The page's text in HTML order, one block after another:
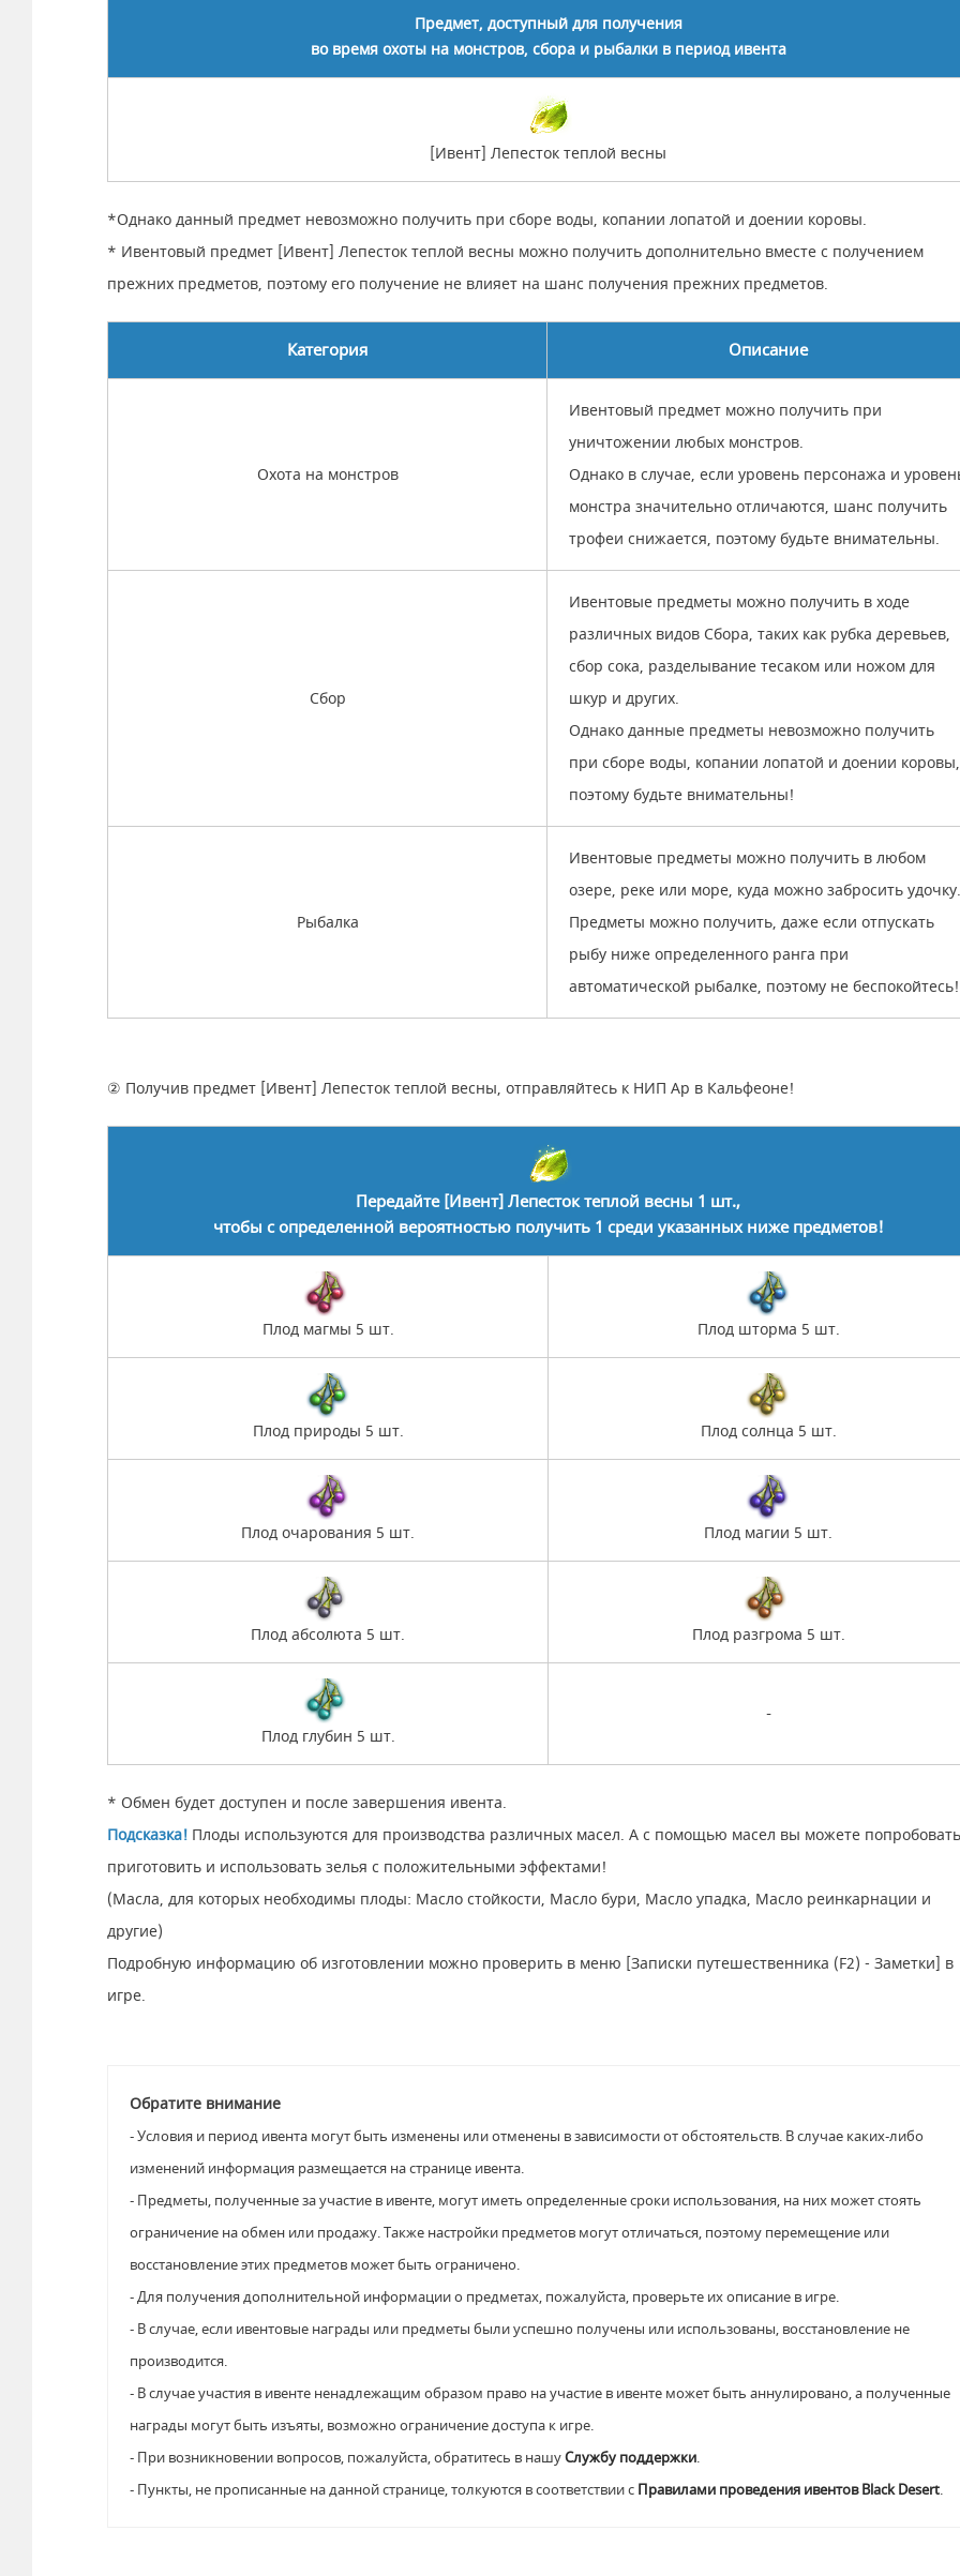
Предмет, доступный для получения
во время охоты на монстров, сбора и рыбалки в период ивента
[Ивент] Лепесток теплой весны
*Однако данный предмет невозможно получить при сборе воды, копании лопатой и доении коровы.
* Ивентовый предмет [Ивент] Лепесток теплой весны можно получить дополнительно вместе с получением
прежних предметов, поэтому его получение не влияет на шанс получения прежних предметов.
Категория Описание
Охота на монстров
Ивентовый предмет можно получить при
уничтожении любых монстров.
Однако в случае, если уровень персонажа и
монстра значительно отличаются, шанс получить
трофеи снижается, поэтому будьте внимательны.
Сбор
Ивентовые предметы можно получить в ходе
различных видов Сбора, таких как рубка деревьев,
сбор сока, разделывание тесаком или ножом для
шкур и других.
Однако данные предметы невозможно получить
при сборе воды, копании лопатой и доении коровы,
поэтому будьте внимательны!
Рыбалка
Ивентовые предметы можно получить в любом
озере, реке или море, куда можно забросить удочку.
Предметы можно получить, даже если отпускать
рыбу ниже определенного ранга при
автоматической рыбалке, поэтому не беспокойтесь!
② Получив предмет [Ивент] Лепесток теплой весны, отправляйтесь к НИП Ар в Кальфеоне!
Передайте [Ивент] Лепесток теплой весны 1 шт.,
чтобы с определенной вероятностью получить 1 среди указанных ниже предметов!
Плод магмы 5 шт. Плод шторма 5 шт.
Плод природы 5 шт. Плод солнца 5 шт.
Плод очарования 5 шт. Плод магии 5 шт.
Плод абсолюта 5 шт. Плод разгрома 5 шт.
Плод глубин 5 шт.
-
* Обмен будет доступен и после завершения ивента.
Подсказка! Плоды используются для производства различных масел. А с помощью масел вы можете попробовать
приготовить и использовать зелья с положительными эффектами!
(Масла, для которых необходимы плоды: Масло стойкости, Масло бури, Масло упадка, Масло реинкарнации и
другие)
Подробную информацию об изготовлении можно проверить в меню [Записки путешественника (F2) - Заметки] в
игре.
Обратите внимание
- Условия и период ивента могут быть изменены или отменены в зависимости от обстоятельств. В случае каких-либо
изменений информация размещается на странице ивента.
- Предметы, полученные за участие в ивенте, могут иметь определенные сроки использования, на них может стоять
ограничение на обмен или продажу. Также настройки предметов могут отличаться, поэтому перемещение или
восстановление этих предметов может быть ограничено.
- Для получения дополнительной информации о предметах, пожалуйста, проверьте их описание в игре.
- В случае, если ивентовые награды или предметы были успешно получены или использованы, восстановление не
производится.
- В случае участия в ивенте ненадлежащим образом право на участие в ивенте может быть аннулировано, а полученные
награды могут быть изъяты, возможно ограничение доступа к игре.
- При возникновении вопросов, пожалуйста, обратитесь в нашуСлужбу поддержки.
- Пункты, не прописанные на данной странице, толкуются в соответствии с Правилами проведения ивентов Black Desert.